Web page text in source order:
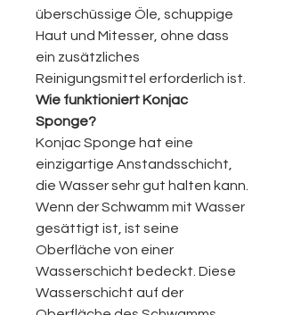
überschüssige Öle, schuppige
Haut und Mitesser, ohne dass
ein zusätzliches
Reinigungsmittel erforderlich ist.
Wie funktioniert Konjac
Sponge?
Konjac Sponge hat eine
einzigartige Anstandsschicht,
die Wasser sehr gut halten kann.
Wenn der Schwamm mit Wasser
gesättigt ist, ist seine
Oberfläche von einer
Wasserschicht bedeckt. Diese
Wasserschicht auf der